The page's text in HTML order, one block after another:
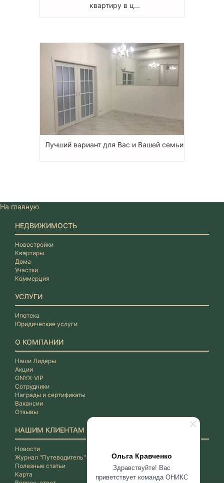
Ольга Кравченко
Здравствуйте! Вас
приветствует команда ОНИКС
квартиру в ц...
Лучший вариант для Вас и Вашей семьи
На главную
НЕДВИЖИМОСТЬ
Новостройки
Квартиры
Дома
Участки
Коммерция
УСЛУГИ
Ипотека
Юридические услуги
О КОМПАНИИ
Наши Лидеры
Акции
ONYX-VIP
Сотрудники
Награды и сертификаты
Вакансии
Отзывы
НАШИМ КЛИЕНТАМ
Новости
Журнал "Путеводитель"
Полезные статьи
Карта